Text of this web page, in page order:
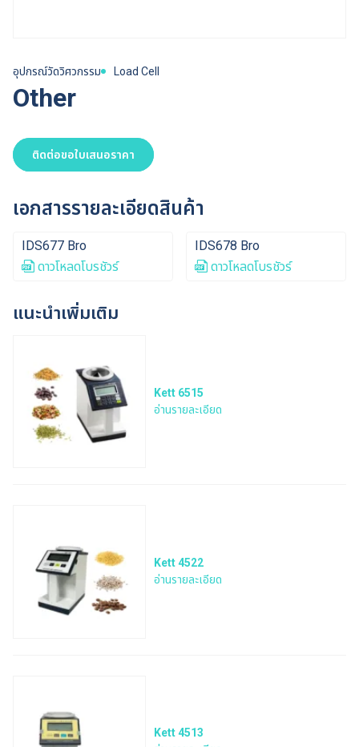
อุปกรณ์วัดวิศวกรรม Load Cell
Other
ติดต่อขอใบเสนอราคา
เอกสารรายละเอียดสินค้า
IDS677 Bro
ดาวโหลดโบรชัวร์
IDS678 Bro
ดาวโหลดโบรชัวร์
แนะนำเพิ่มเติม
Kett 6515
อ่านรายละเอียด
Kett 4522
อ่านรายละเอียด
Kett 4513